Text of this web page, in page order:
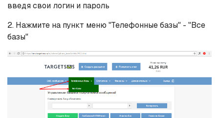
введя свои логин и пароль
2. Нажмите на пункт меню "Телефонные базы" - "Все
базы"